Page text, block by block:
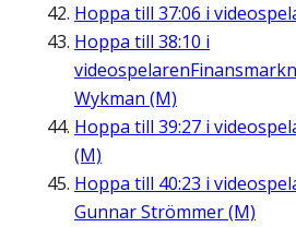
Hoppa till 37:06 i
Hoppa till 38:10 i
videospelaren
Wykman (M)
Hoppa till 39:27 i
(M)
Hoppa till 40:23 i
Gunnar Strömmer (M)